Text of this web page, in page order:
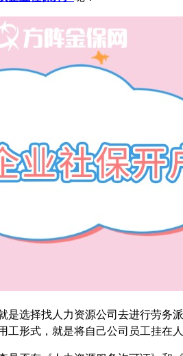
是选择找人力资源公司去进行劳
形式，就是将自己公司员工挂在